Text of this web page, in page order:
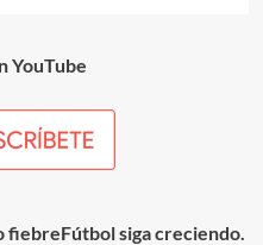
YouTube
fiebreFútbol siga creciendo.